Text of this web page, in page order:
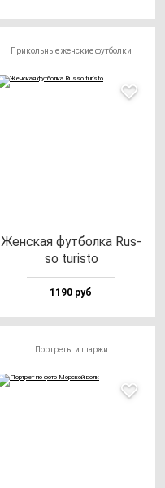
Прикольные женские футболки
Жен­ская фут­бол­ка Rus­
so tu­ris­to
1190 руб
Портреты и шаржи